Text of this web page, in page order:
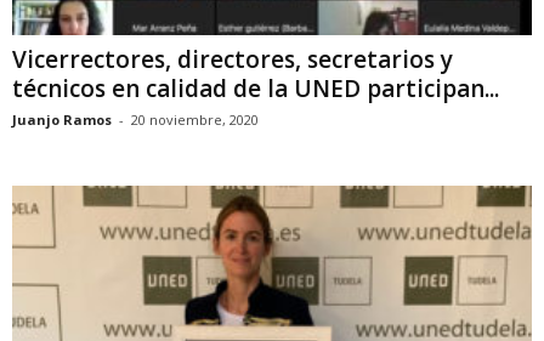
Vicerrectores, directores, secretarios y
técnicos en calidad de la UNED participan...
Juanjo Ramos - 20 noviembre, 2020